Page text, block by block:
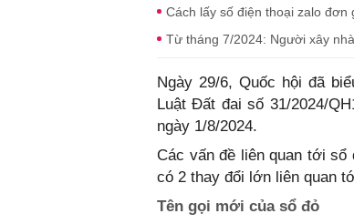
Cách lấy số điện thoại zalo đơn
Từ tháng 7/2024: Người xây
Ngày 29/6, Quốc hội đã
Luật Đất đai số 31/2024/
ngày 1/8/2024.
Các vấn đề liên quan tới
có 2 thay đổi lớn liên quan
Tên gọi mới của sổ đỏ